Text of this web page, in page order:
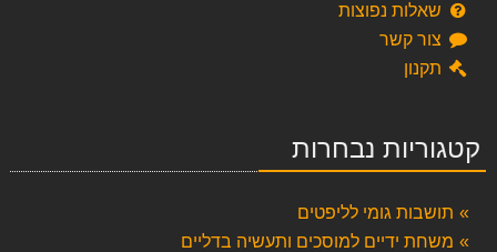
שאלות נפוצות
צור קשר
תקנון
קטגוריות נבחרות
תושבות גומי לליפטים
משחת ידיים למוסכים ותעשיה בדליים